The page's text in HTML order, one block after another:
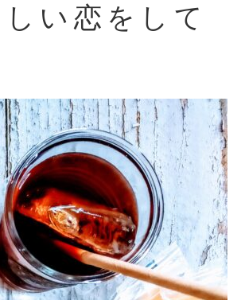
い恋をして